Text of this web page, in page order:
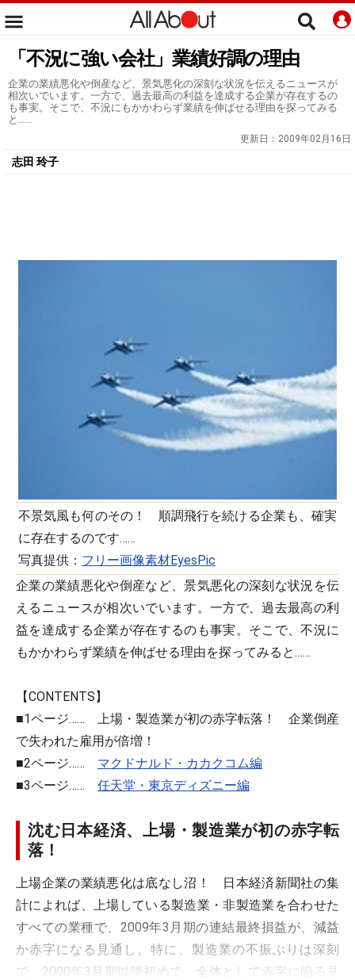
「不況に強い会社」業績好調の理由
企業の業績悪化や倒産など、景気悪化の深刻な状況を伝えるニュースが
相次いでいます。一方で、過去最高の利益を達成する企業が存在するの
も事実。そこで、不況にもかかわらず業績を伸ばせる理由を探ってみる
と……
更新日： 2009年02月16日
志田 玲子
不景気風も何のその！ 順調飛行を続ける企業も、確実
に存在するのです……
写真提供： フリー画像素材EyesPic
企業の業績悪化や倒産など、景気悪化の深刻な状況を伝
えるニュースが相次いでいます。一方で、過去最高の利
益を達成する企業が存在するのも事実。そこで、不況に
もかかわらず業績を伸ばせる理由を探ってみると……
【CONTENTS】
■1ページ…… 上場・製造業が初の赤字転落！ 企業倒産
で失われた雇用が倍増！
■2ページ…… マクドナルド・カカクコム編
■3ページ…… 任天堂・東京ディズニー編
沈む日本経済、上場・製造業が初の赤字転
落！
上場企業の業績悪化は底なし沼！ 日本経済新聞社の集
計によれば、上場している製造業・非製造業を合わせた
すべての業種で、2009年3月期の連結最終損益が、減益
か赤字になる見通し。特に、製造業の不振ぶりは深刻
で、2000年3月期以降初めて、全体として赤字に陥る見